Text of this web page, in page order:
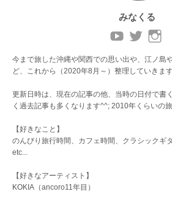
みなくる
今まで旅した沖縄や関西での思い出や、江ノ島
ど、これから（2020年8月～）整理していきま
更新日時は、現在の記事の他、当時の日付で書
く過去記事も多くなります^^; 2010年くらいの
【好きなこと】
のんびり旅行時間、カフェ時間、クラシックギ
etc...
【好きなアーティスト】
KOKIA（ancoro11年目）